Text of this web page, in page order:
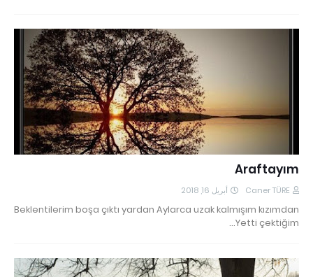
Araftayım
Caner TÜRE أبريل 16, 2018
Beklentilerim boşa çıktı yardan Aylarca uzak kalmışım kızımdan
Yetti çektiğim…